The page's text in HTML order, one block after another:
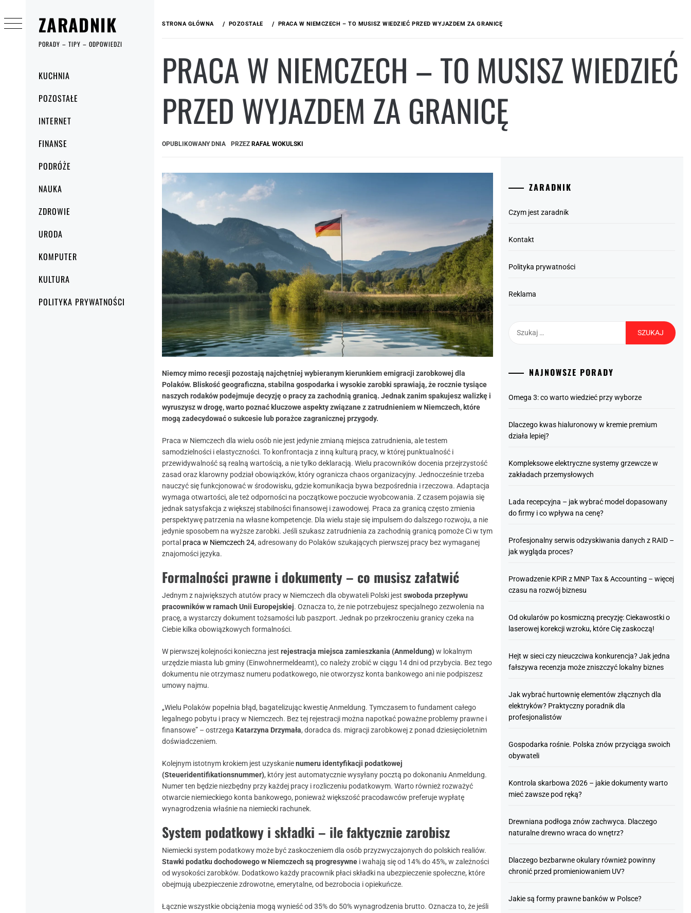
ZARADNIK
PORADY – TIPY – ODPOWIEDZI
główneKUCHNIA
POZOSTAŁE
INTERNET
FINANSE
PODRÓŻE
NAUKA
ZDROWIE
URODA
KOMPUTER
KULTURA
POLITYKA PRYWATNOŚCI
do
treści
STRONA GŁÓWNA POZOSTAŁE PRACA W NIEMCZECH – TO MUSISZ WIEDZIEĆ PRZED WYJAZDEM ZA GRANICĘ
PRACA W NIEMCZECH – TO MUSISZ WIEDZIEĆ
PRZED WYJAZDEM ZA GRANICĘ
OPUBLIKOWANY DNIA PRZEZ RAFAŁ WOKULSKI
Niemcy mimo recesji pozostają najchętniej wybieranym kierunkiem emigracji zarobkowej dla
Polaków. Bliskość geograficzna, stabilna gospodarka i wysokie zarobki sprawiają, że rocznie tysiące
naszych rodaków podejmuje decyzję o pracy za zachodnią granicą. Jednak zanim spakujesz walizkę i
wyruszysz w drogę, warto poznać kluczowe aspekty związane z zatrudnieniem w Niemczech, które
mogą zadecydować o sukcesie lub porażce zagranicznej przygody.
Praca w Niemczech dla wielu osób nie jest jedynie zmianą miejsca zatrudnienia, ale testem
samodzielności i elastyczności. To konfrontacja z inną kulturą pracy, w której punktualność i
przewidywalność są realną wartością, a nie tylko deklaracją. Wielu pracowników docenia przejrzystość
zasad oraz klarowny podział obowiązków, który ogranicza chaos organizacyjny. Jednocześnie trzeba
nauczyć się funkcjonować w środowisku, gdzie komunikacja bywa bezpośrednia i rzeczowa. Adaptacja
wymaga otwartości, ale też odporności na początkowe poczucie wyobcowania. Z czasem pojawia się
jednak satysfakcja z większej stabilności finansowej i zawodowej. Praca za granicą często zmienia
perspektywę patrzenia na własne kompetencje. Dla wielu staje się impulsem do dalszego rozwoju, a nie
jedynie sposobem na wyższe zarobki. Jeśli szukasz zatrudnienia za zachodnią granicą pomoże Ci w tym
portal praca w Niemczech 24, adresowany do Polaków szukających pierwszej pracy bez wymaganej
znajomości języka.
Formalności prawne i dokumenty – co musisz załatwić
Jednym z największych atutów pracy w Niemczech dla obywateli Polski jest swoboda przepływu
pracowników w ramach Unii Europejskiej. Oznacza to, że nie potrzebujesz specjalnego zezwolenia na
pracę, a wystarczy dokument tożsamości lub paszport. Jednak po przekroczeniu granicy czeka na
Ciebie kilka obowiązkowych formalności.
W pierwszej kolejności konieczna jest rejestracja miejsca zamieszkania (Anmeldung)w lokalnym
urzędzie miasta lub gminy (Einwohnermeldeamt), co należy zrobić w ciągu 14 dni od przybycia. Bez tego
dokumentu nie otrzymasz numeru podatkowego, nie otworzysz konta bankowego ani nie podpiszesz
umowy najmu.
„Wielu Polaków popełnia błąd, bagatelizując kwestię Anmeldung. Tymczasem to fundament całego
legalnego pobytu i pracy w Niemczech. Bez tej rejestracji można napotkać poważne problemy prawne i
finansowe” – ostrzega Katarzyna Drzymała, doradca ds. migracji zarobkowej z ponad dziesięcioletnim
doświadczeniem.
Kolejnym istotnym krokiem jest uzyskanienumeru identyfikacji podatkowej
(Steueridentifikationsnummer), który jest automatycznie wysyłany pocztą po dokonaniu Anmeldung.
Numer ten będzie niezbędny przy każdej pracy i rozliczeniu podatkowym. Warto również rozważyć
otwarcie niemieckiego konta bankowego, ponieważ większość pracodawców preferuje wypłatę
wynagrodzenia właśnie na niemiecki rachunek.
System podatkowy i składki – ile faktycznie zarobisz
Niemiecki system podatkowy może być zaskoczeniem dla osób przyzwyczajonych do polskich realiów.
Stawki podatku dochodowego w Niemczech są progresywne i wahają się od 14% do 45%, w zależności
od wysokości zarobków. Dodatkowo każdy pracownik płaci składki na ubezpieczenie społeczne, które
obejmują ubezpieczenie zdrowotne, emerytalne, od bezrobocia i opiekuńcze.
Łącznie wszystkie obciążenia mogą wynieść od 35% do 50% wynagrodzenia brutto. Oznacza to, że jeśli
ZARADNIK
Czym jest zaradnik
Kontakt
Polityka prywatności
Reklama
NAJNOWSZE PORADY
Omega 3: co warto wiedzieć przy wyborze
Dlaczego kwas hialuronowy w kremie premium
działa lepiej?
Kompleksowe elektryczne systemy grzewcze w
zakładach przemysłowych
Lada recepcyjna – jak wybrać model dopasowany
do firmy i co wpływa na cenę?
Profesjonalny serwis odzyskiwania danych z RAID –
jak wygląda proces?
Prowadzenie KPiR z MNP Tax & Accounting – więcej
czasu na rozwój biznesu
Od okularów po kosmiczną precyzję: Ciekawostki o
laserowej korekcji wzroku, które Cię zaskoczą!
Hejt w sieci czy nieuczciwa konkurencja? Jak jedna
fałszywa recenzja może zniszczyć lokalny biznes
Jak wybrać hurtownię elementów złącznych dla
elektryków? Praktyczny poradnik dla
profesjonalistów
Gospodarka rośnie. Polska znów przyciąga swoich
obywateli
Kontrola skarbowa 2026 – jakie dokumenty warto
mieć zawsze pod ręką?
Drewniana podłoga znów zachwyca. Dlaczego
naturalne drewno wraca do wnętrz?
Dlaczego bezbarwne okulary również powinny
chronić przed promieniowaniem UV?
Jakie są formy prawne banków w Polsce?